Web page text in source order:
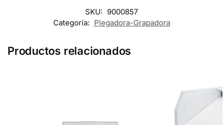
SKU: 9000857
Categoría: Plegadora-Grapadora
Productos relacionados